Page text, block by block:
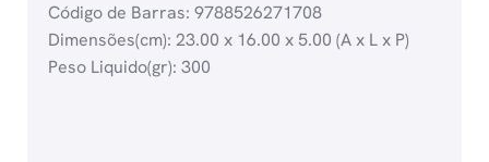
Código de Barras: 9788526271708
Dimensões(cm): 23.00 x 16.00 x 5.00 (A x L x P)
Peso Liquido(gr): 300